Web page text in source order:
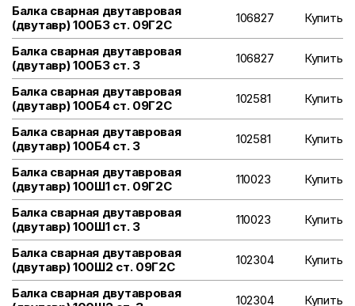
Балка сварная двутавровая
(двутавр) 100Б3 ст. 09Г2С
106827 Купить
Балка сварная двутавровая
(двутавр) 100Б3 ст. 3
106827 Купить
Балка сварная двутавровая
(двутавр) 100Б4 ст. 09Г2С
102581 Купить
Балка сварная двутавровая
(двутавр) 100Б4 ст. 3
102581 Купить
Балка сварная двутавровая
(двутавр) 100Ш1 ст. 09Г2С
110023 Купить
Балка сварная двутавровая
(двутавр) 100Ш1 ст. 3
110023 Купить
Балка сварная двутавровая
(двутавр) 100Ш2 ст. 09Г2С
102304 Купить
Балка сварная двутавровая
102304 Купить